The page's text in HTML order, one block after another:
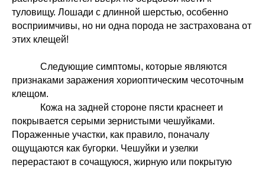
туловищу. Лошади с длинной шерстью, особенно
восприимчивы, но ни одна порода не застрахована от
этих клещей!
Следующие симптомы, которые являются
признаками заражения хориоптическим чесоточным
клещом.
Кожа на задней стороне пясти краснеет и
покрывается серыми зернистыми чешуйками.
Пораженные участки, как правило, поначалу
ощущаются как бугорки. Чешуйки и узелки
перерастают в сочащуюся, жирную или покрытую